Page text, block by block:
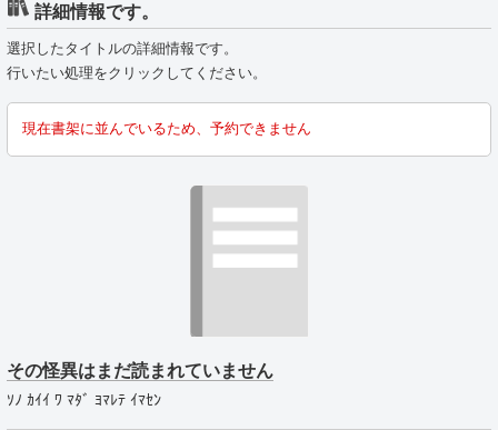
詳細情報です。
選択したタイトルの詳細情報です。
行いたい処理をクリックしてください。
現在書架に並んでいるため、予約できません
その怪異はまだ読まれていません
ｿﾉ ｶｲｲ ﾜ ﾏﾀﾞ ﾖﾏﾚﾃ ｲﾏｾﾝ